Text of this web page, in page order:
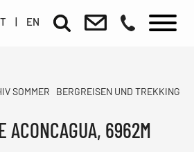
| EN
SOMMER BERGREISEN UND TREKKING
ACONCAGUA, 6962M